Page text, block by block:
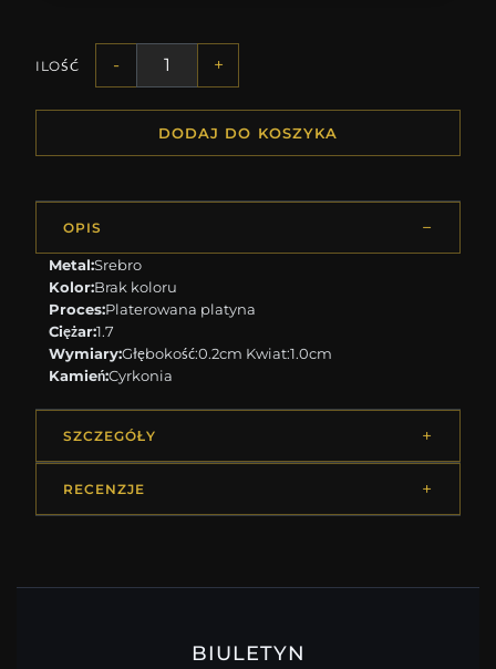
ILOŚĆ - +
DODAJ DO KOSZYKA
OPIS
Metal:Srebro
Kolor:Brak koloru
Proces:Platerowana platyna
Ciężar:1.7
Wymiary:Głębokość:0.2cm Kwiat:1.0cm
Kamień:Cyrkonia
SZCZEGÓŁY
RECENZJE
BIULETYN